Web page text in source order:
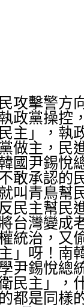
攻擊警方
政黨操控
主」，執
做主，民
國尹錫
敢承認的
叫青鳥幫
民主幫民
台灣變成
統治，又
」呀！南
尹錫悅總
民主」，
都是同樣